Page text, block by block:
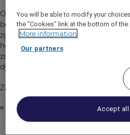
Osoba zatrudniona na stanowisku
będzie odpowiedzialna za
zgodnie z obowiązującymi
hotelu. Poszukujemy osoby
zorganizowanej oraz potrafiącej
dynamicznym środowisku
Zakres obowiązków
Przygotowywanie potraw
recepturami i standardami
You will be able to modify your
the "Cookies" link at the bottom of the
More information
Our partners
Accept all